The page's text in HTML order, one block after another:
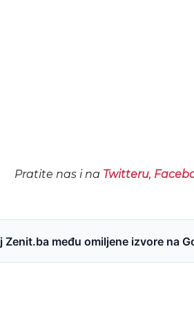
Pratite nas i na Twitteru,
Zenit.ba među omiljene izvore na